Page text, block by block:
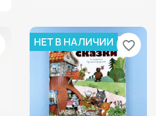
НЕТ В НАЛИЧИИ favorite_border